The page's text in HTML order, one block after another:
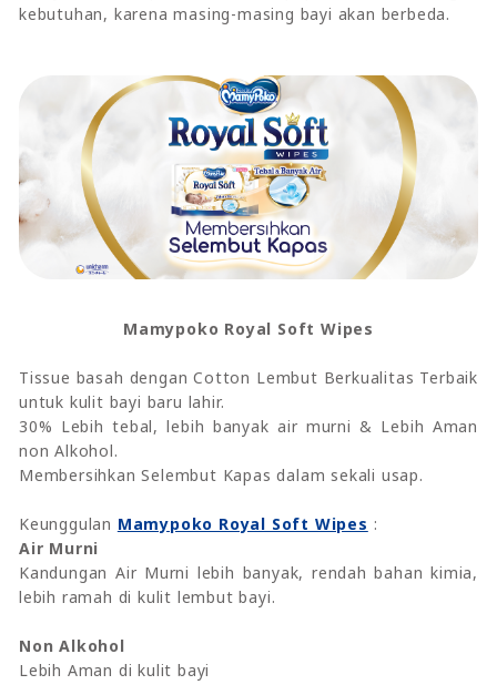
kebutuhan, karena masing-masing bayi akan berbeda.
Mamypoko Royal Soft Wipes
Tissue basah dengan Cotton Lembut Berkualitas Terbaik
untuk kulit bayi baru lahir.
30% Lebih tebal, lebih banyak air murni & Lebih Aman
non Alkohol.
Membersihkan Selembut Kapas dalam sekali usap.
Keunggulan Mamypoko Royal Soft Wipes :
Air Murni
Kandungan Air Murni lebih banyak, rendah bahan kimia,
lebih ramah di kulit lembut bayi.
Non Alkohol
Lebih Aman di kulit bayi